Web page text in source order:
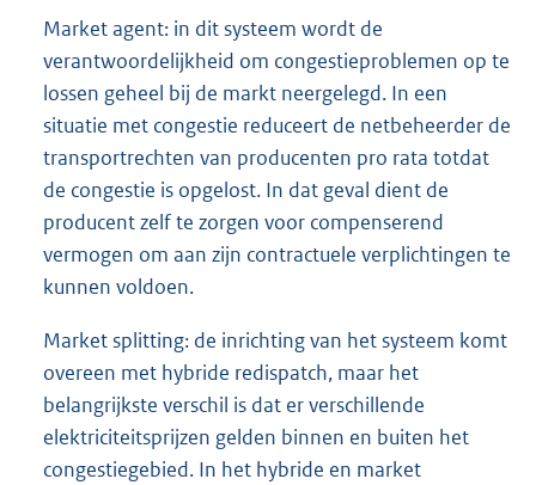
Market agent: in dit systeem wordt de
verantwoordelijkheid om congestieproblemen op te
lossen geheel bij de markt neergelegd. In een
situatie met congestie reduceert de netbeheerder de
transportrechten van producenten pro rata totdat
de congestie is opgelost. In dat geval dient de
producent zelf te zorgen voor compenserend
vermogen om aan zijn contractuele verplichtingen te
kunnen voldoen.
Market splitting: de inrichting van het systeem komt
overeen met hybride redispatch, maar het
belangrijkste verschil is dat er verschillende
elektriciteitsprijzen gelden binnen en buiten het
congestiegebied. In het hybride en market